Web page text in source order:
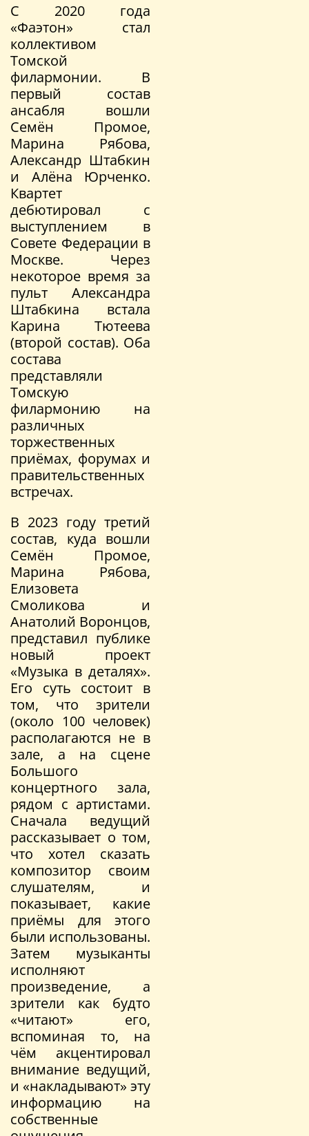
С 2020 года
«Фаэтон» стал
коллективом
Томской
филармонии. В
первый состав
ансабля вошли
Семён Промое,
Марина Рябова,
Александр Штабкин
и Алёна Юрченко.
Квартет
дебютировал с
выступлением в
Совете Федерации в
Москве. Через
некоторое время за
пульт Александра
Штабкина встала
Карина Тютеева
(второй состав). Оба
состава
представляли
Томскую
филармонию на
различных
торжественных
приёмах, форумах и
правительственных
встречах.
В 2023 году третий
состав, куда вошли
Семён Промое,
Марина Рябова,
Елизовета
Смоликова и
Анатолий Воронцов,
представил публике
новый проект
«Музыка в деталях».
Его суть состоит в
том, что зрители
(около 100 человек)
располагаются не в
зале, а на сцене
Большого
концертного зала,
рядом с артистами.
Сначала ведущий
рассказывает о том,
что хотел сказать
композитор своим
слушателям, и
показывает, какие
приёмы для этого
были использованы.
Затем музыканты
исполняют
произведение, а
зрители как будто
«читают» его,
вспоминая то, на
чём акцентировал
внимание ведущий,
и «накладывают» эту
информацию на
собственные